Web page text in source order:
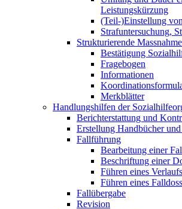
Leistungskürzung
(Teil-)Einstellung
Strafuntersuchung,
Strukturierende
Bestätigung
Fragebogen
Informationen
Merkblätter
Handlungshilfen der
Berichterstattung und
Erstellung Handbücher
Fallführung
Bearbeitung einer
Beschriftung einer
Führen eines
Führen eines
Fallübergabe
Revision